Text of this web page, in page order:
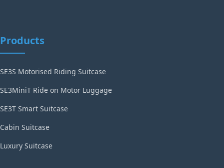
Products
SE3S Motorised Riding Suitcase
SE3MiniT Ride on Motor Luggage
SE3T Smart Suitcase
Cabin Suitcase
Luxury Suitcase